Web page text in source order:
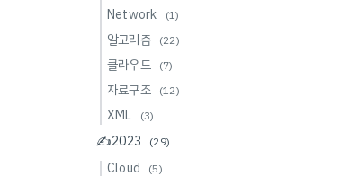
Network (1)
알고리즘 (22)
클라우드 (7)
자료구조 (12)
XML (3)
✍️2023 (29)
Cloud (5)